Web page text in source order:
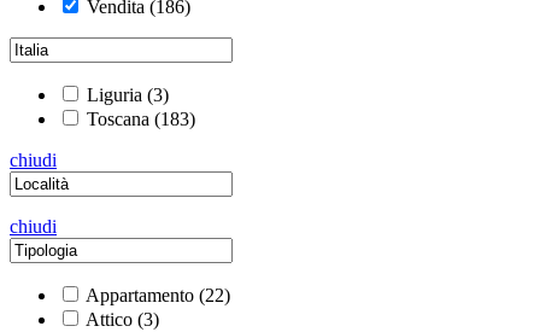
Vendita (186)
Liguria (3)
Toscana (183)
chiudi
chiudi
Appartamento (22)
Attico (3)